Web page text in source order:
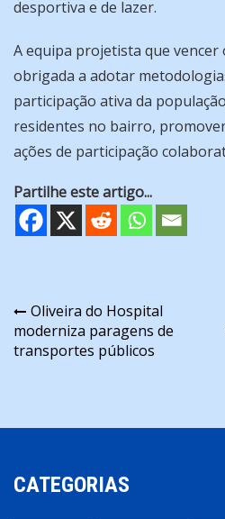
desportiva e de lazer.
A equipa projetista que vencer
obrigada a adotar
participação ativa da
residentes no bairro,
ações de participação
Partilhe este artigo...
Navegação
de
Oliveira do Hospital
moderniza paragens de
transportes públicos
CATEGORIAS